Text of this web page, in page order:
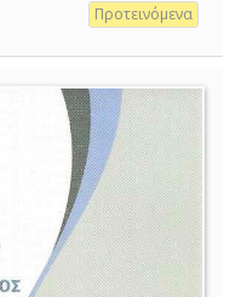
Προτεινόμενα